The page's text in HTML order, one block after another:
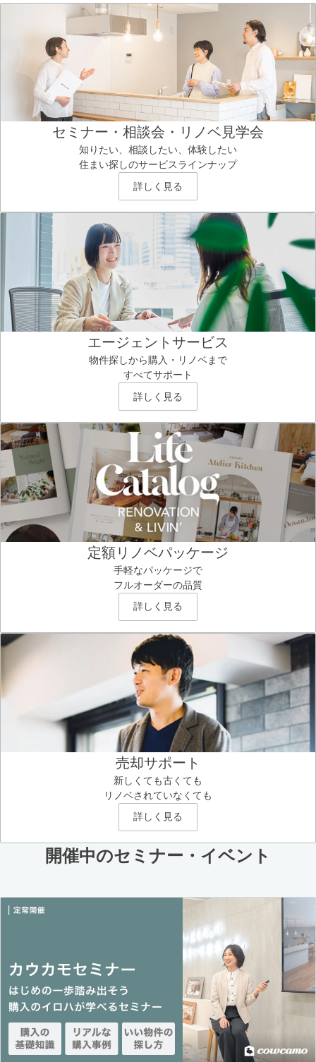
セミナー・相談会・リノベ見学会
知りたい、相談したい、体験したい
住まい探しのサービスラインナップ
詳しく見る
エージェントサービス
物件探しから購入・リノベまで
すべてサポート
詳しく見る
定額リノベパッケージ
手軽なパッケージで
フルオーダーの品質
詳しく見る
売却サポート
新しくても古くても
リノベされていなくても
詳しく見る
開催中のセミナー・イベント